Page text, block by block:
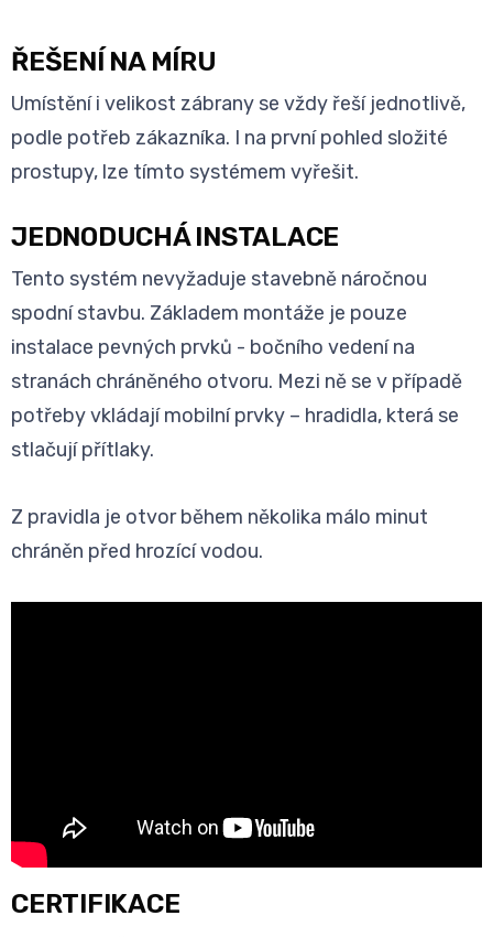
ŘEŠENÍ NA MÍRU
Umístění i velikost zábrany se vždy řeší jednotlivě,
podle potřeb zákazníka. I na první pohled složité
prostupy, lze tímto systémem vyřešit.
JEDNODUCHÁ INSTALACE
Tento systém nevyžaduje stavebně náročnou
spodní stavbu. Základem montáže je pouze
instalace pevných prvků - bočního vedení na
stranách chráněného otvoru. Mezi ně se v případě
potřeby vkládají mobilní prvky – hradidla, která se
stlačují přítlaky.
Z pravidla je otvor během několika málo minut
chráněn před hrozící vodou.
CERTIFIKACE